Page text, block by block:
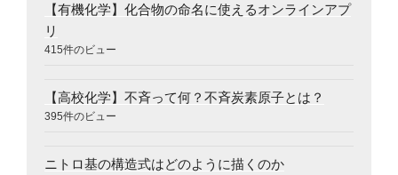
【有機化学】化合物の命名に使えるオンラインアプ
リ
415件のビュー
【高校化学】不斉って何？不斉炭素原子とは？
395件のビュー
ニトロ基の構造式はどのように描くのか